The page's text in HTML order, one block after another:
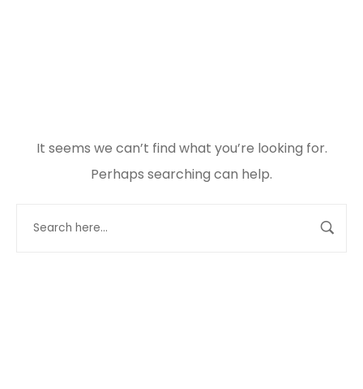
It seems we can’t find what you’re looking for.
Perhaps searching can help.